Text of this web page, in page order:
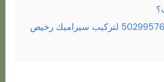
اتصل الان على 50299576 لتركيب سيراميك رخيص